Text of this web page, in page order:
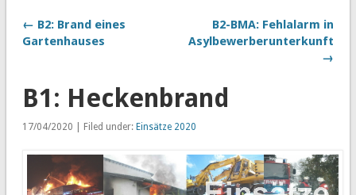
← B2: Brand eines
Gartenhauses
B2-BMA: Fehlalarm in
Asylbewerberunterkunft
→
B1: Heckenbrand
17/04/2020 | Filed under: Einsätze 2020